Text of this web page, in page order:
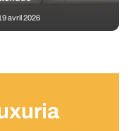
avril 2026